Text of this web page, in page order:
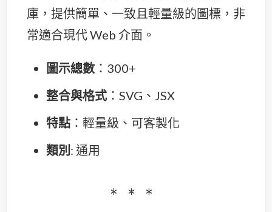
庫，提供簡單、一致且輕量級的圖標，非
常適合現代 Web 介面。
圖示總數 ：300+
整合與格式 ：SVG、JSX
特點 ：輕量級、可客製化
類別 : 通用